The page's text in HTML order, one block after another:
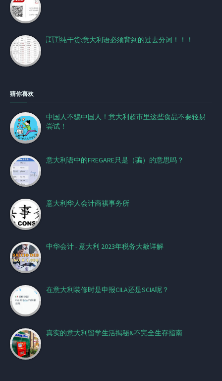
🇮🇹纯干货:意大利语必须背到的过去分词！！！
猜你喜欢
中国人不骗中国人！意大利超市里这些食品不要轻易
尝试！
意大利语中的FREGARE只是（骗）的意思吗？
意大利华人会计商祺事务所
中华会计 - 意大利 2023年税务大赦详解
在意大利装修时是申报CILA还是SCIA呢？
真实的意大利留学生活揭秘&不完全生存指南